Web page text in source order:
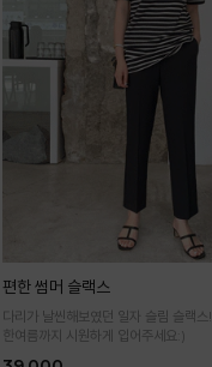
편한 썸머 슬랙스
다리가 날씬해보였던 일자 슬림 슬랙스!
한여름까지 시원하게 입어주세요:)